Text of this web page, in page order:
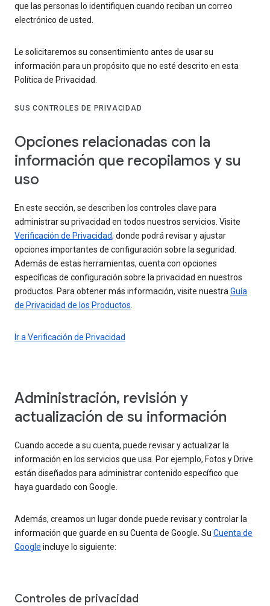
que las personas lo identifiquen cuando reciban un correo
electrónico de usted.
Le solicitaremos su consentimiento antes de usar su
información para un propósito que no esté descrito en esta
Política de Privacidad.
SUS CONTROLES DE PRIVACIDAD
Opciones relacionadas con la
información que recopilamos y su
uso
En este sección, se describen los controles clave para
administrar su privacidad en todos nuestros servicios. Visite
Verificación de Privacidad, donde podrá revisar y ajustar
opciones importantes de configuración sobre la seguridad.
Además de estas herramientas, cuenta con opciones
específicas de configuración sobre la privacidad en nuestros
productos. Para obtener más información, visite nuestra Guía
de Privacidad de los Productos
Ir a Verificación de Privacidad
Administración, revisión y
actualización de su información
Cuando accede a su cuenta, puede revisar y actualizar la
información en los servicios que usa. Por ejemplo, Fotos y Drive
están diseñados para administrar contenido específico que
haya guardado con Google.
Además, creamos un lugar donde puede revisar y controlar la
información que guarde en su Cuenta de Google. Su Cuenta de
Google incluye lo siguiente:
Controles de privacidad